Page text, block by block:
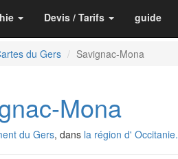
Devis / Tarifs guide
du Gers Savignac-Mona
Mona
du Gers, dans la région d' Occitanie.